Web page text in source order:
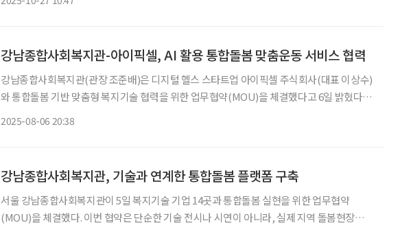
강남종합사회복지관-아이픽셀, AI 활용 통합돌봄 맞춤운동 서비스 협력
강남종합사회복지관(관장 조준배)은 디지털 헬스 스타트업 아이픽셀 주식회사(대표 이상수)
와 통합돌봄 기반 맞춤형 복지기술 협력을 위한 업무협약(MOU)을 체결했다고 6일 밝혔다.
2025-08-06 20:38
강남종합사회복지관, 기술과 연계한 통합돌봄 플랫폼 구축
서울 강남종합사회복지관이 5일 복지기술 기업 14곳과 통합돌봄 실현을 위한 업무협약
(MOU)을 체결했다. 이번 협약은 단순한 기술 전시나 시연이 아니라, 실제 지역 돌봄현장에